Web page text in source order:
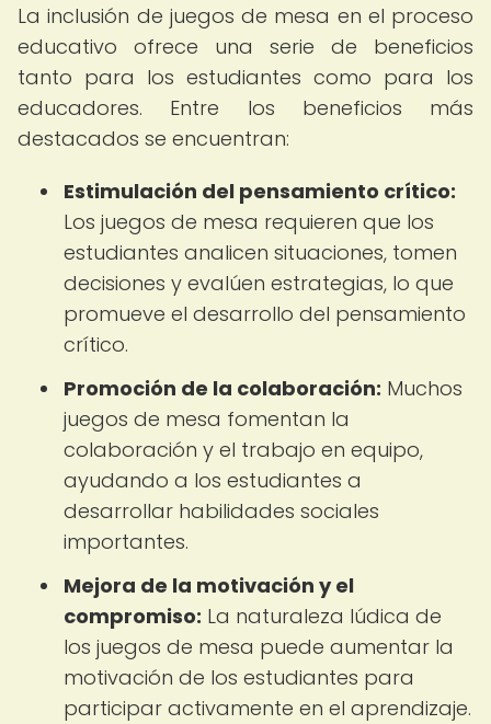
La inclusión de juegos de mesa en el proceso
educativo ofrece una serie de beneficios
tanto para los estudiantes como para los
educadores. Entre los beneficios más
destacados se encuentran:
Estimulación del pensamiento crítico:
Los juegos de mesa requieren que los
estudiantes analicen situaciones, tomen
decisiones y evalúen estrategias, lo que
promueve el desarrollo del pensamiento
crítico.
Promoción de la colaboración: Muchos
juegos de mesa fomentan la
colaboración y el trabajo en equipo,
ayudando a los estudiantes a
desarrollar habilidades sociales
importantes.
Mejora de la motivación y el
compromiso: La naturaleza lúdica de
los juegos de mesa puede aumentar la
motivación de los estudiantes para
participar activamente en el aprendizaje.